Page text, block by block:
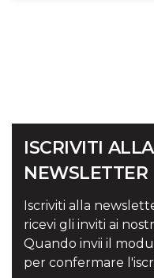
ISCRIVITI
NEWSLETTER
Iscriviti alla
ricevi gli inviti ai
Quando invii il
per confermare